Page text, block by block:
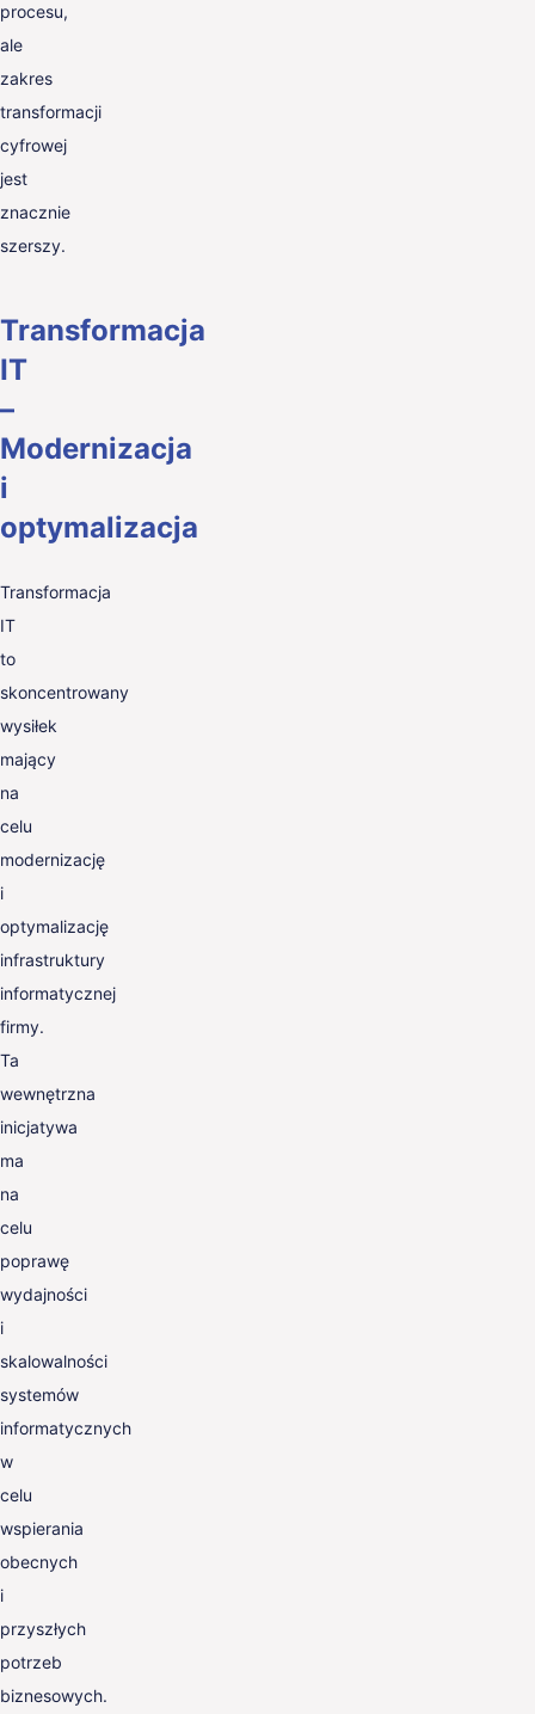
procesu,
ale
zakres
transformacji
cyfrowej
jest
znacznie
szerszy.
Transformacja
IT
–
Modernizacja
i
optymalizacja
Transformacja
IT
to
skoncentrowany
wysiłek
mający
na
celu
modernizację
i
optymalizację
infrastruktury
informatycznej
firmy.
Ta
wewnętrzna
inicjatywa
ma
na
celu
poprawę
wydajności
i
skalowalności
systemów
informatycznych
w
celu
wspierania
obecnych
i
przyszłych
potrzeb
biznesowych.